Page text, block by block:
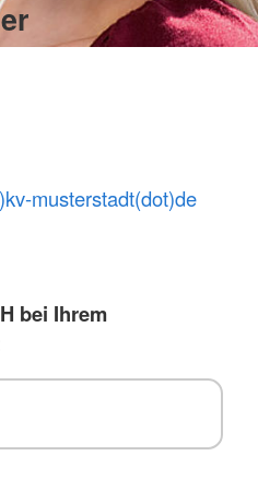
musterstadt(dot)de
bei Ihrem